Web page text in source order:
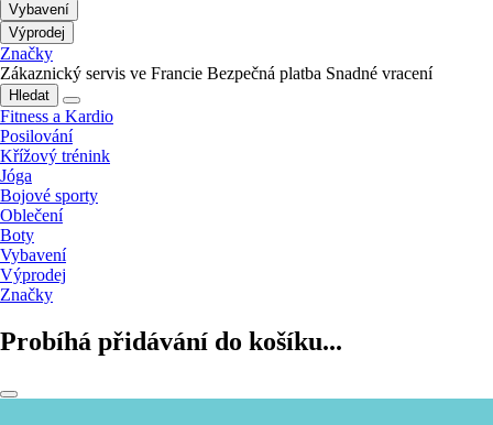
Vybavení
Výprodej
Značky
Zákaznický servis ve Francie Bezpečná platba Snadné vracení
Hledat
Fitness a Kardio
Posilování
Křížový trénink
Jóga
Bojové sporty
Oblečení
Boty
Vybavení
Výprodej
Značky
Probíhá přidávání do košíku...